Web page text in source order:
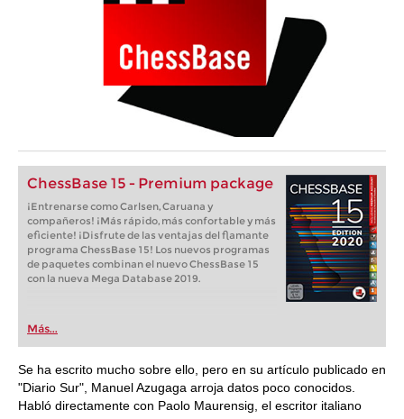
ChessBase 15 - Premium package
¡Entrenarse como Carlsen, Caruana y
compañeros! ¡Más rápido, más confortable y más
eficiente! ¡Disfrute de las ventajas del flamante
programa ChessBase 15! Los nuevos programas
de paquetes combinan el nuevo ChessBase 15
con la nueva Mega Database 2019.
Más...
Se ha escrito mucho sobre ello, pero en su artículo publicado en
"Diario Sur", Manuel Azugaga arroja datos poco conocidos.
Habló directamente con Paolo Maurensig, el escritor italiano